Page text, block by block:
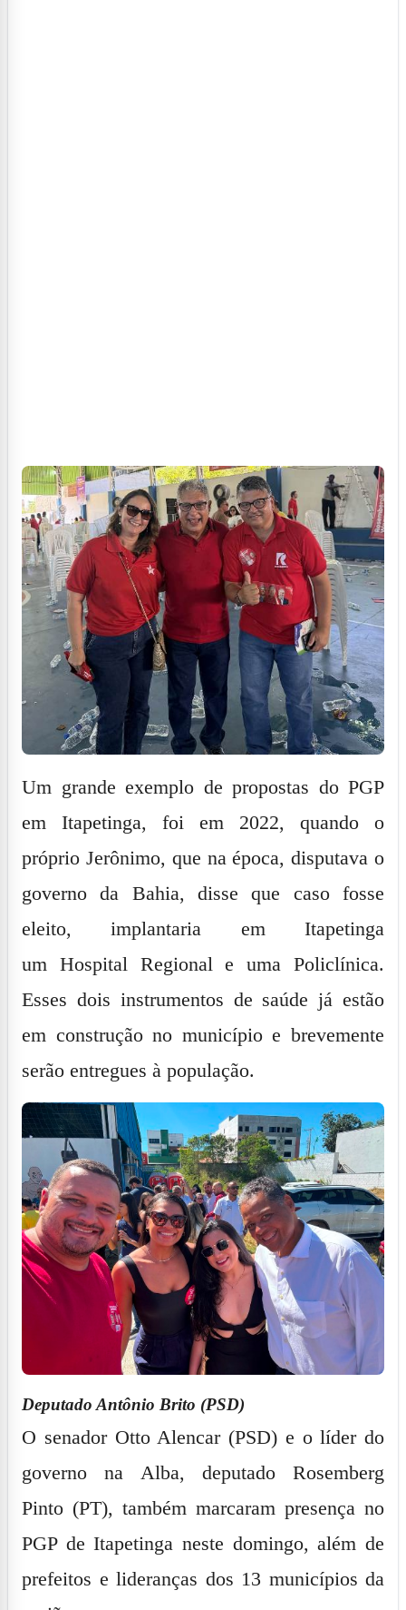
Um grande exemplo de propostas do PGP
em Itapetinga, foi em 2022, quando o
próprio Jerônimo, que na época, disputava o
governo da Bahia, disse que caso fosse
eleito, implantaria em Itapetinga
um Hospital Regionale umaPoliclínica.
Esses dois instrumentos de saúde já estão
em construção no município e brevemente
serão entregues à população.
Deputado Antônio Brito (PSD)
O senadorOtto Alencar(PSD) e o líder do
governo na Alba, deputado Rosemberg
Pinto (PT), também marcaram presença no
PGP de Itapetinga neste domingo, além de
prefeitos e lideranças dos 13 municípios da